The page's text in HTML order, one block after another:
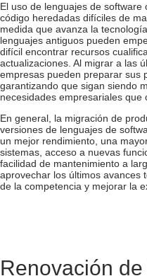
El uso de lenguajes de
código heredadas difíciles de
medida que avanza la
lenguajes antiguos pueden
difícil encontrar recursos
actualizaciones. Al migrar a las
empresas pueden preparar sus
garantizando que sigan siendo
necesidades empresariales que
En general, la migración de
versiones de lenguajes de
un mejor rendimiento, una
sistemas, acceso a nuevas
facilidad de mantenimiento a
aprovechar los últimos avances
de la competencia y mejorar la
Renovación